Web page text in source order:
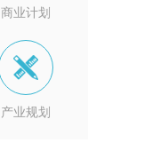
商业计划
产业规划